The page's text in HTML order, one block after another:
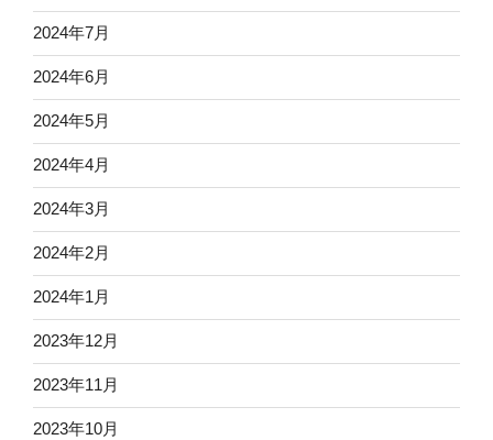
2024年7月
2024年6月
2024年5月
2024年4月
2024年3月
2024年2月
2024年1月
2023年12月
2023年11月
2023年10月